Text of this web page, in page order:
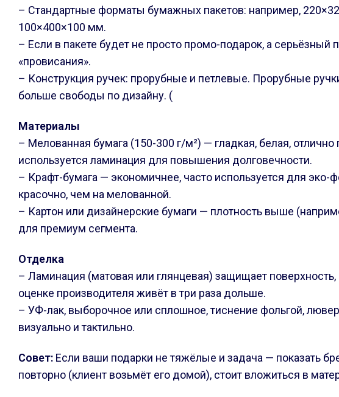
– Стандартные форматы бумажных пакетов: например,
100×400×100 мм.
– Если в пакете будет не просто промо-подарок, а
«провисания».
– Конструкция ручек: прорубные и петлевые. Прорубные
больше свободы по дизайну. (
Материалы
– Мелованная бумага (150-300 г/м²) — гладкая, белая,
используется ламинация для повышения долговечности.
– Крафт-бумага — экономичнее, часто используется для эко-
красочно, чем на мелованной.
– Картон или дизайнерские бумаги — плотность выше
для премиум сегмента.
Отделка
– Ламинация (матовая или глянцевая) защищает
оценке производителя живёт в три раза дольше.
– УФ-лак, выборочное или сплошное, тиснение фольгой,
визуально и тактильно.
Совет: Если ваши подарки не тяжёлые и задача — показать
повторно (клиент возьмёт его домой), стоит вложиться в